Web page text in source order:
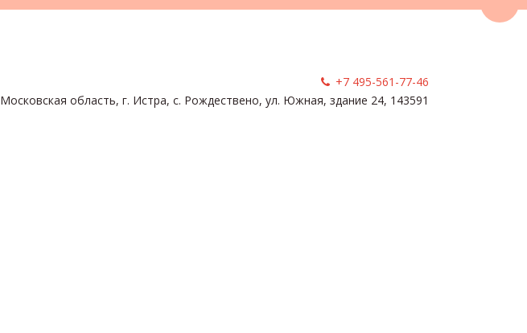
+7 495-561-77-46
Московская область, г. Истра, с. Рождествено, ул. Южная, здание 24, 143591